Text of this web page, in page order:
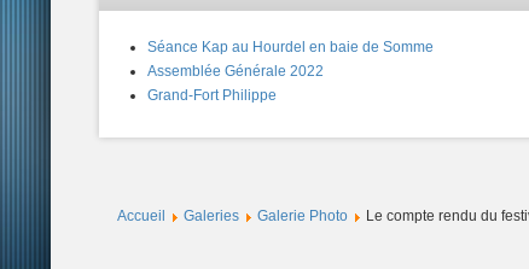
Séance Kap au Hourdel en baie de Somme
Assemblée Générale 2022
Grand-Fort Philippe
Accueil Galeries Galerie Photo Le compte rendu du